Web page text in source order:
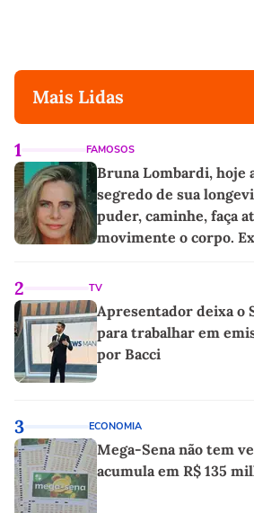
Mais Lidas
1 FAMOSOS
Bruna Lombardi, hoje
segredo de sua
puder, caminhe, faça
movimente o corpo.
2 TV
Apresentador deixa o
para trabalhar em
por Bacci
3 ECONOMIA
Mega-Sena não tem
acumula em R$ 135